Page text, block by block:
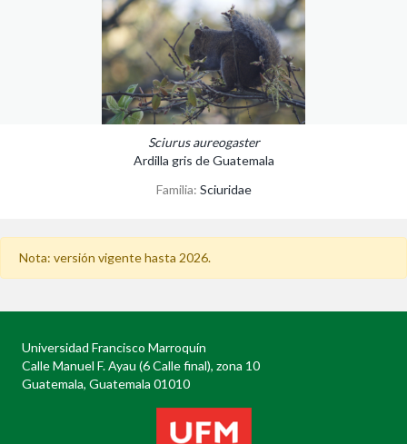
Sciurus aureogaster
Ardilla gris de Guatemala
Familia: Sciuridae
Nota: versión vigente hasta 2026.
Universidad Francisco Marroquín
Calle Manuel F. Ayau (6 Calle final), zona 10
Guatemala, Guatemala 01010